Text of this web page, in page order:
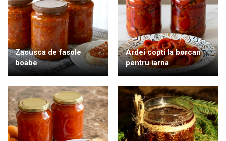
Zacusca de fasole
boabe
Ardei copti la borcan
pentru iarna